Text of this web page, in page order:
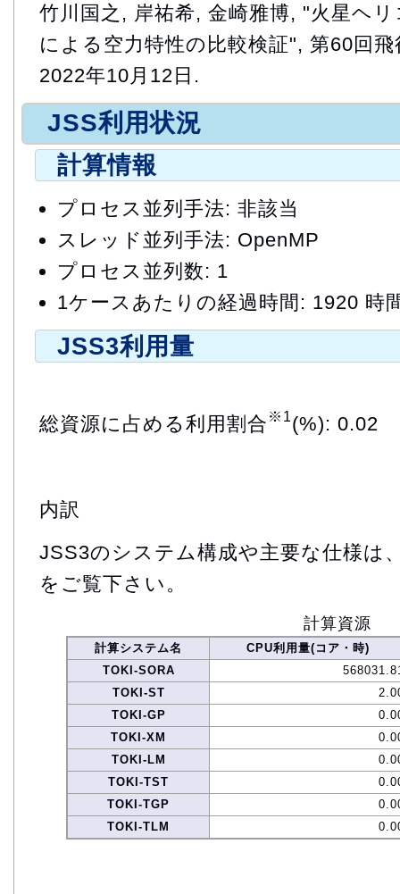
竹川国之, 岸祐希, 金崎雅博, "火星ヘ
による空力特性の比較検証", 第60回
2022年10月12日.
JSS利用状況
計算情報
プロセス並列手法: 非該当
スレッド並列手法: OpenMP
プロセス並列数: 1
1ケースあたりの経過時間: 1920 時
JSS3利用量
総資源に占める利用割合 ※1(%): 0.02
内訳
JSS3のシステム構成や主要な仕様は
をご覧下さい。
計算資源
計算システム名
CPU利用量(コア・時)
TOKI-SORA
TOKI-ST
TOKI-GP
TOKI-XM
TOKI-LM
TOKI-TST
TOKI-TGP
TOKI-TLM